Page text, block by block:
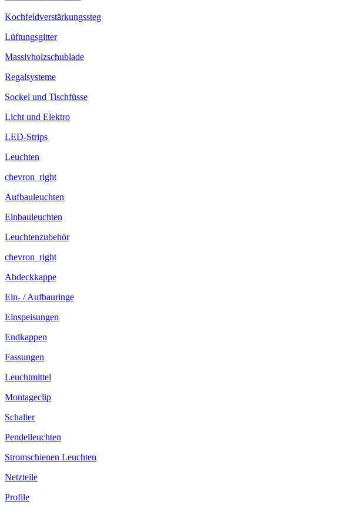
Kochfeldverstärkungssteg
Lüftungsgitter
Massivholzschublade
Regalsysteme
Sockel und Tischfüsse
Licht und Elektro
LED-Strips
Leuchten
chevron_right
Aufbauleuchten
Einbauleuchten
Leuchtenzubehör
chevron_right
Abdeckkappe
Ein- / Aufbauringe
Einspeisungen
Endkappen
Fassungen
Leuchtmittel
Montageclip
Schalter
Pendelleuchten
Stromschienen Leuchten
Netzteile
Profile